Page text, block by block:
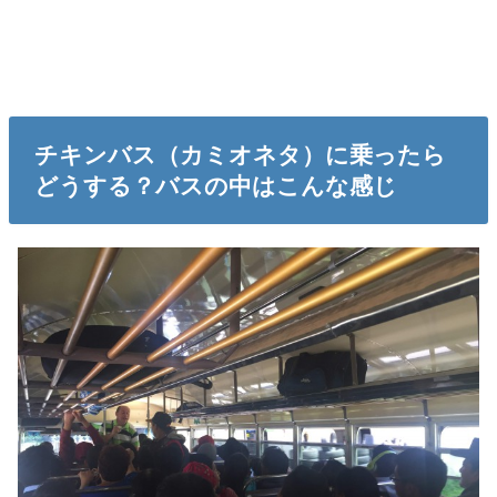
チキンバス（カミオネタ）に乗ったら
どうする？バスの中はこんな感じ